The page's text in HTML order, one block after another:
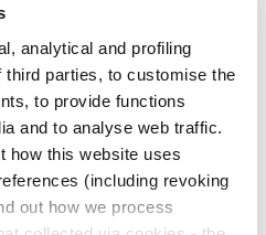
analytical and profiling
parties, to customise the
to provide functions
and to analyse web traffic.
how this website uses
(including revoking
out how we process
pensare a
stata e ha portato a
di aver bisogno
suoi studenti in modo